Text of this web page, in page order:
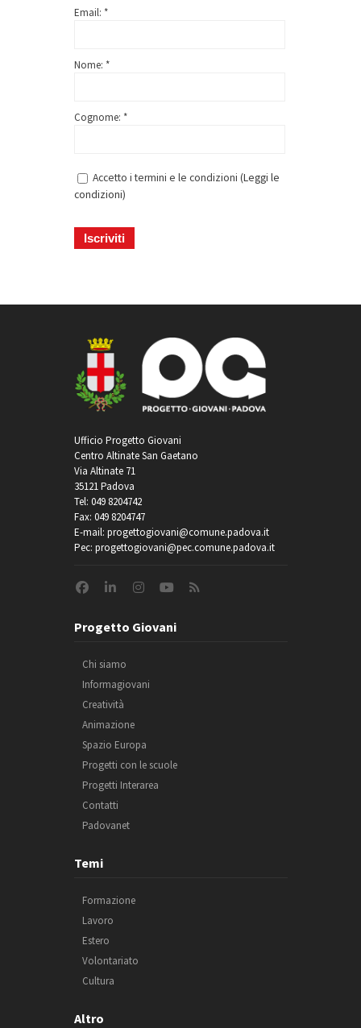
Email: *
Nome: *
Cognome: *
Accetto i termini e le condizioni (Leggi le
condizioni)
Ufficio Progetto Giovani
Centro Altinate San Gaetano
Via Altinate 71
35121 Padova
Tel: 049 8204742
Fax: 049 8204747
E-mail: progettogiovani@comune.padova.it
Pec: progettogiovani@pec.comune.padova.it
Progetto Giovani
Chi siamo
Informagiovani
Creatività
Animazione
Spazio Europa
Progetti con le scuole
Progetti Interarea
Contatti
Padovanet
Temi
Formazione
Lavoro
Estero
Volontariato
Cultura
Altro